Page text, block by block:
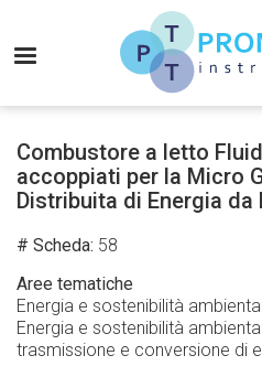
contenuto
Promo-
TT
Instrument
Combustore a letto
accoppiati per la Micro
Distribuita di Energia da
# Scheda 58
Aree tematiche
Energia e sostenibilità
Energia e sostenibilità
trasmissione e conversione di